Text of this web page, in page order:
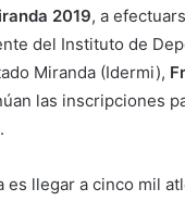
2019, a
del Instituto de
Miranda (Idermi),
las inscripciones
es llegar a cinco mil